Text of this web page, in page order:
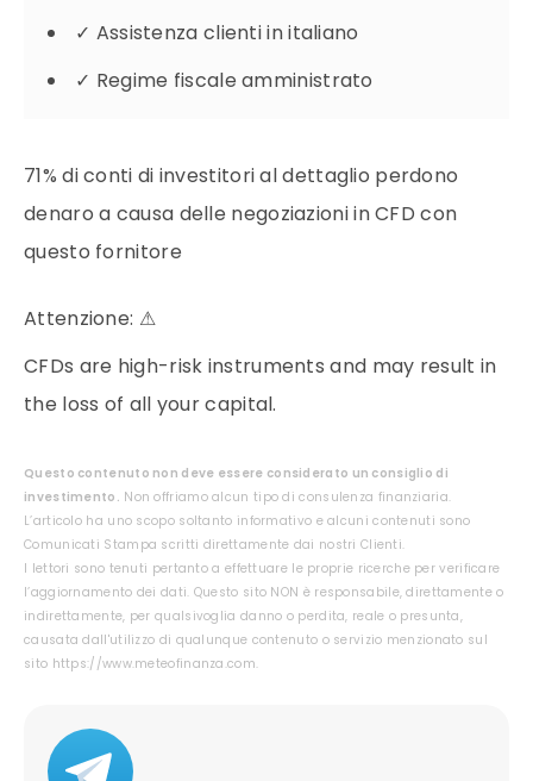
✓ Assistenza clienti in italiano
✓ Regime fiscale amministrato
71% di conti di investitori al dettaglio perdono
denaro a causa delle negoziazioni in CFD con
questo fornitore
Attenzione: ⚠
CFDs are high-risk instruments and may result in
the loss of all your capital.
Questo contenuto non deve essere considerato un consiglio di
investimento. Non offriamo alcun tipo di consulenza finanziaria.
L’articolo ha uno scopo soltanto informativo e alcuni contenuti sono
Comunicati Stampa scritti direttamente dai nostri Clienti.
I lettori sono tenuti pertanto a effettuare le proprie ricerche per verificare
l’aggiornamento dei dati. Questo sito NON è responsabile, direttamente o
indirettamente, per qualsivoglia danno o perdita, reale o presunta,
causata dall'utilizzo di qualunque contenuto o servizio menzionato sul
sito https://www.meteofinanza.com.